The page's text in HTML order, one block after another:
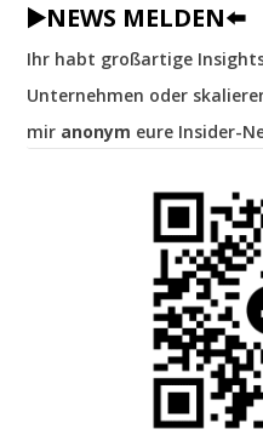
▶️NEWS MELDEN⬅️
Ihr habt großartige
Unternehmen oder
mir anonym eure Insider-